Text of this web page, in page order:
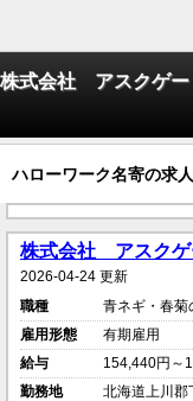
株式会社 アスクゲー
ハローワーク名寄の求
株式会社 アスク
2026-04-24 更新
職種
青ネギ・春菊
雇用形態
有期雇用
給与
154,440円～
勤務地
北海道上川郡